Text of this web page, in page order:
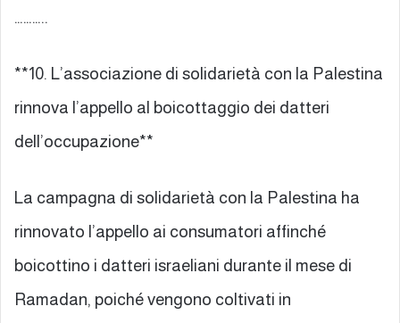
………..
**10. L’associazione di solidarietà con la Palestina
rinnova l’appello al boicottaggio dei datteri
dell’occupazione**
La campagna di solidarietà con la Palestina ha
rinnovato l’appello ai consumatori affinché
boicottino i datteri israeliani durante il mese di
Ramadan, poiché vengono coltivati in